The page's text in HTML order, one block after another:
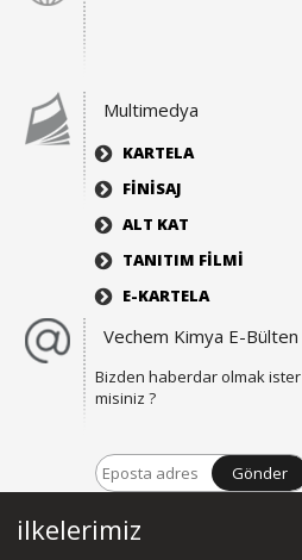
Multimedya
KARTELA
FİNİSAJ
ALT KAT
TANITIM FİLMİ
E-KARTELA
Vechem Kimya E-Bülten
Bizden haberdar olmak ister
misiniz ?
Gönder
ilkelerimiz